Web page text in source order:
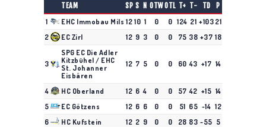
PARTNER & LINKS
KONTAKT
TEAM SP S N OTWOTL T+ T- TD
P
1
EHC Immobau Mils 12 10 1 0 0 124 21 +103 21
2
EC Zirl 12 9 3 0 0 75 38 +37 18
3
SPG EC Die Adler
Kitzbühel / EHC
St. Johanner
Eisbären
12 7 5 0 0 60 43 +17 14
4 HC Oberland 12 6 4 0 0 57 42 +15 14
5
EC Götzens 12 6 6 0 0 51 65 -14 12
6
HC Kufstein 12 2 9 0 0 28 83 -55 5